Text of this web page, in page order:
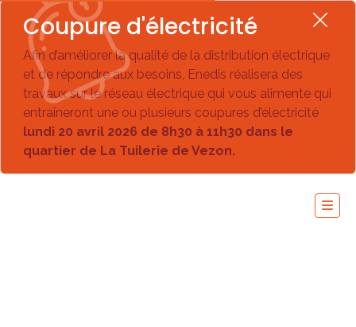
Coupure d'électricité
Afin d’améliorer la qualité de la distribution électrique
et de répondre aux besoins, Enedis réalisera des
travaux sur le réseau électrique qui vous alimente qui
entraîneront une ou plusieurs coupures d’électricité
lundi 20 avril 2026 de 8h30 à 11h30 dans le
quartier de La Tuilerie de Vezon.